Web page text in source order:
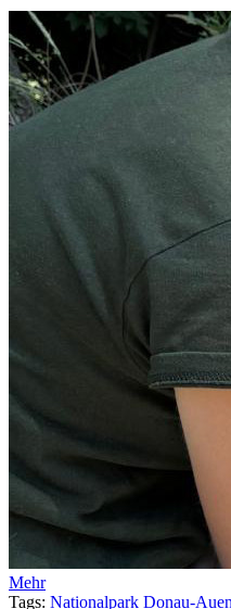
Mehr
Tags: Nationalpark Donau-Auen